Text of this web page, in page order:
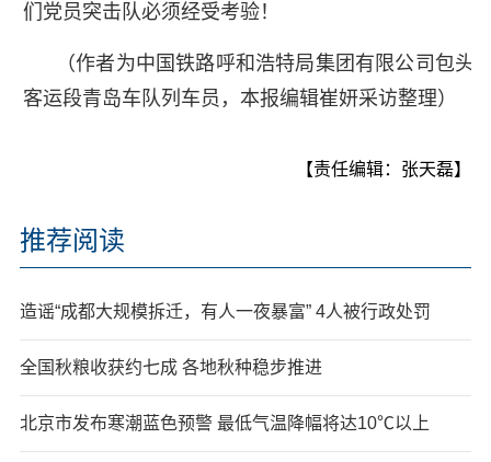
们党员突击队必须经受考验！
（作者为中国铁路呼和浩特局集团有限公司包头
客运段青岛车队列车员，本报编辑崔妍采访整理）
【责任编辑：张天磊】
推荐阅读
造谣“成都大规模拆迁，有人一夜暴富” 4人被行政处罚
全国秋粮收获约七成 各地秋种稳步推进
北京市发布寒潮蓝色预警 最低气温降幅将达10℃以上